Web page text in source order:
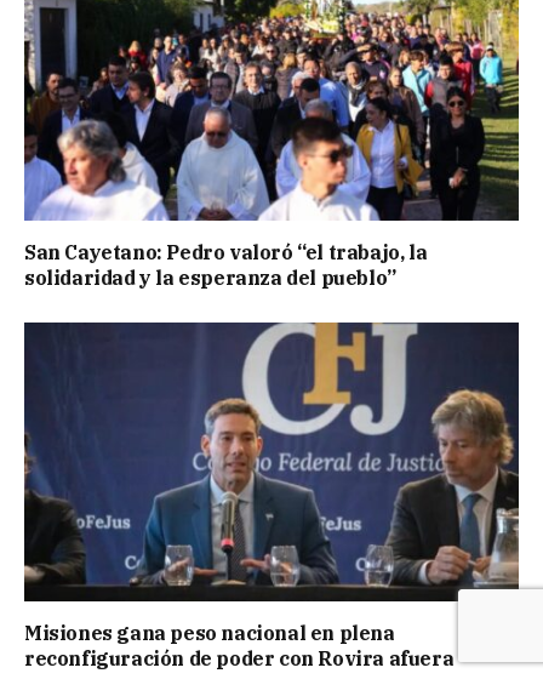
San Cayetano: Pedro valoró “el trabajo, la
solidaridad y la esperanza del pueblo”
Misiones gana peso nacional en plena
reconfiguración de poder con Rovira afuera